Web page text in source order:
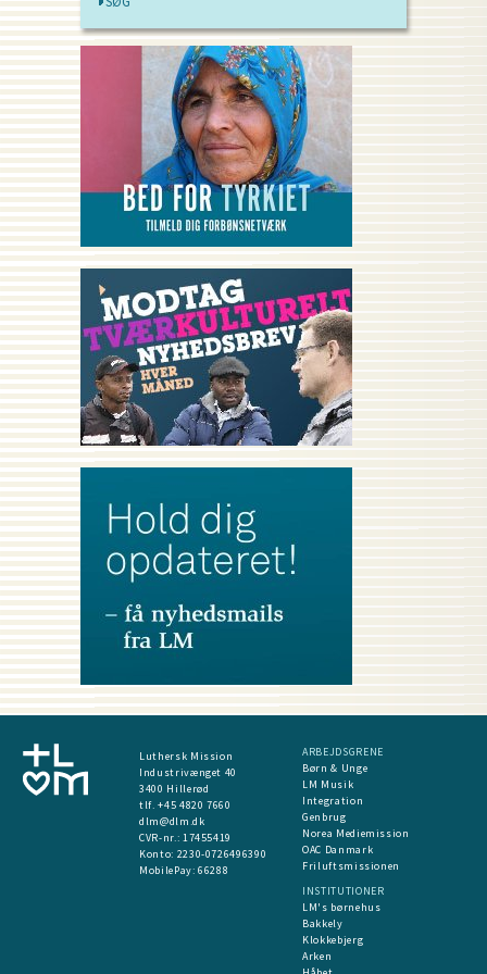
Luthersk Mission
Industrivænget 40
3400 Hillerød
tlf. +45 4820 7660
dlm@dlm.dk
CVR-nr.: 17455419
​Konto: 2230-0726496390
MobilePay:66288
ARBEJDSGRENE
Børn & Unge
LM Musik
Integration
Genbrug
Norea Mediemission
OAC Danmark
Friluftsmissionen
INSTITUTIONER
LM's børnehus
Bakkely
Klokkebjerg
Arken